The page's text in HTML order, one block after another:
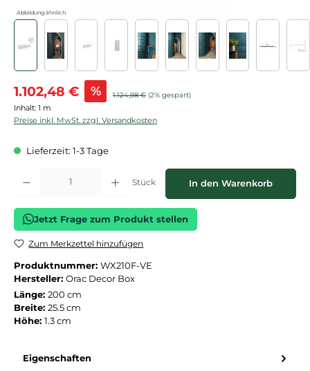
Abbildung ähnlich
Verkaufspreis:
1.102,48 € % Regulärer Preis:
1.124,98 € (2% gespart)
Inhalt: 1 m
Preise inkl. MwSt. zzgl. Versandkosten
Lieferzeit: 1-3 Tage
Produkt Anzahl: Gib den gewünschten Wert ein oder benutze die
Stück In den Warenkorb
Jetzt Frage zum Produkt stellen
Zum Merkzettel hinzufügen
Produktnummer: WX210F-VE
Hersteller: Orac Decor Box
Länge: 200 cm
Breite: 25.5 cm
Höhe: 1.3 cm
Eigenschaften